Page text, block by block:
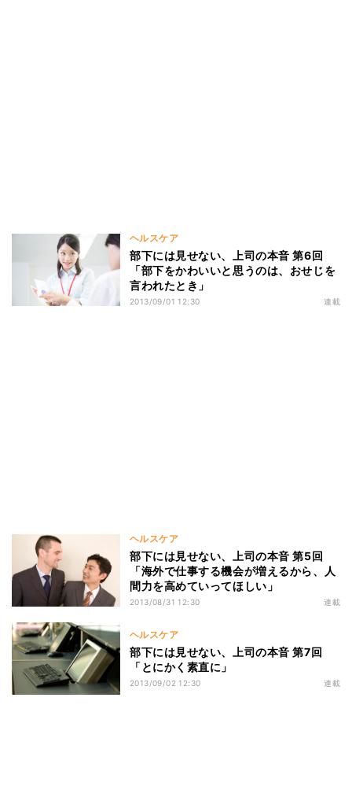
ヘルスケア
部下には見せない、上司の本音 第6回
「部下をかわいいと思うのは、おせじを
言われたとき」
2013/09/01 12:30 連載
ヘルスケア
部下には見せない、上司の本音 第5回
「海外で仕事する機会が増えるから、人
間力を高めていってほしい」
2013/08/31 12:30 連載
ヘルスケア
部下には見せない、上司の本音 第7回
「とにかく素直に」
2013/09/02 12:30 連載